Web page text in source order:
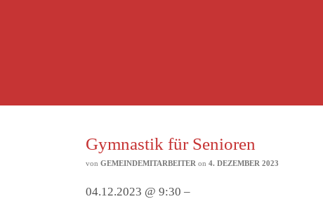
Gymnastik für Senioren
von GEMEINDEMITARBEITER on 4. DEZEMBER 2023
04.12.2023 @ 9:30 –